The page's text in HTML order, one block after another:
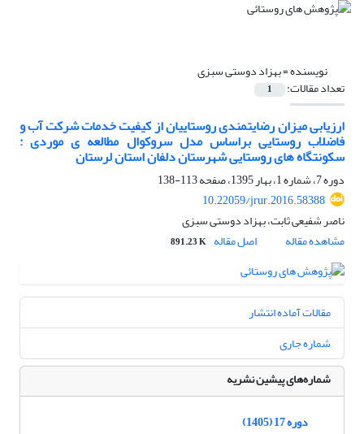
نویسنده =بهزاد دوستی سبزی
تعداد مقالات: 1
ارزیابی میزان رضایتمندی روستاییان از کیفیت خدمات شرکت آب و
فاضلاب روستایی براساس مدل سروکوال مطالعه ی موردی :
سکونتگاه های روستایی شهرستان دلفان استان لرستان
دوره 7، شماره 1، بهار 1395، صفحه
113-138
10.22059/jrur.2016.58388
ناصر شفیعی ثابت، بهزاد دوستی سبزی
مشاهده مقاله
اصل مقاله 891.23 K
مقالات آماده انتشار
شماره جاری
شماره‌های پیشین نشریه
دوره 17 (1405)